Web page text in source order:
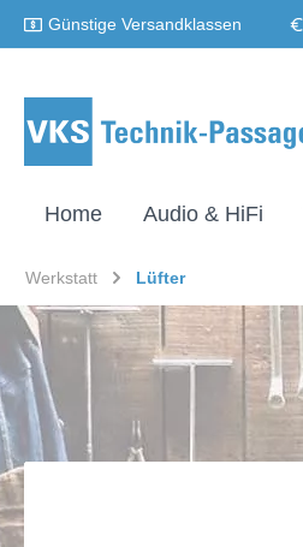
Günstige Versandklassen
Home Audio & HiFi
Werkstatt Lüfter